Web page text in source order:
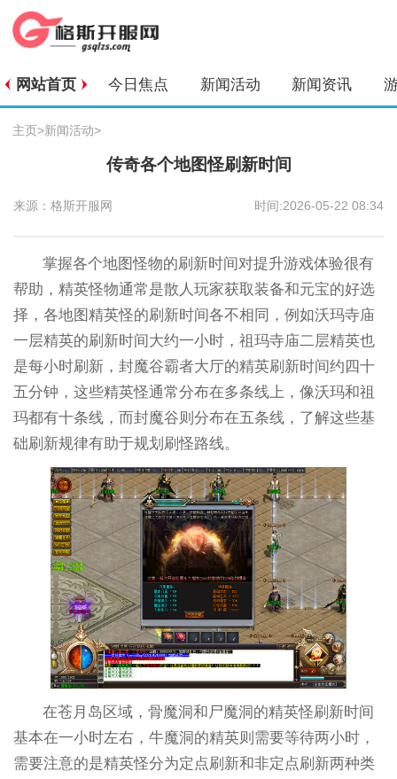
网站首页 今日焦点 新闻活动 新闻资讯
主页>新闻活动>
传奇各个地图怪刷新时间
来源：格斯开服网 时间:2026-05-22 08:34
掌握各个地图怪物的刷新时间对提升游戏体验很有
帮助，精英怪物通常是散人玩家获取装备和元宝的好选
择，各地图精英怪的刷新时间各不相同，例如沃玛寺庙
一层精英的刷新时间大约一小时，祖玛寺庙二层精英也
是每小时刷新，封魔谷霸者大厅的精英刷新时间约四十
五分钟，这些精英怪通常分布在多条线上，像沃玛和祖
玛都有十条线，而封魔谷则分布在五条线，了解这些基
础刷新规律有助于规划刷怪路线。
在苍月岛区域，骨魔洞和尸魔洞的精英怪刷新时间
基本在一小时左右，牛魔洞的精英则需要等待两小时，
需要注意的是精英怪分为定点刷新和非定点刷新两种类